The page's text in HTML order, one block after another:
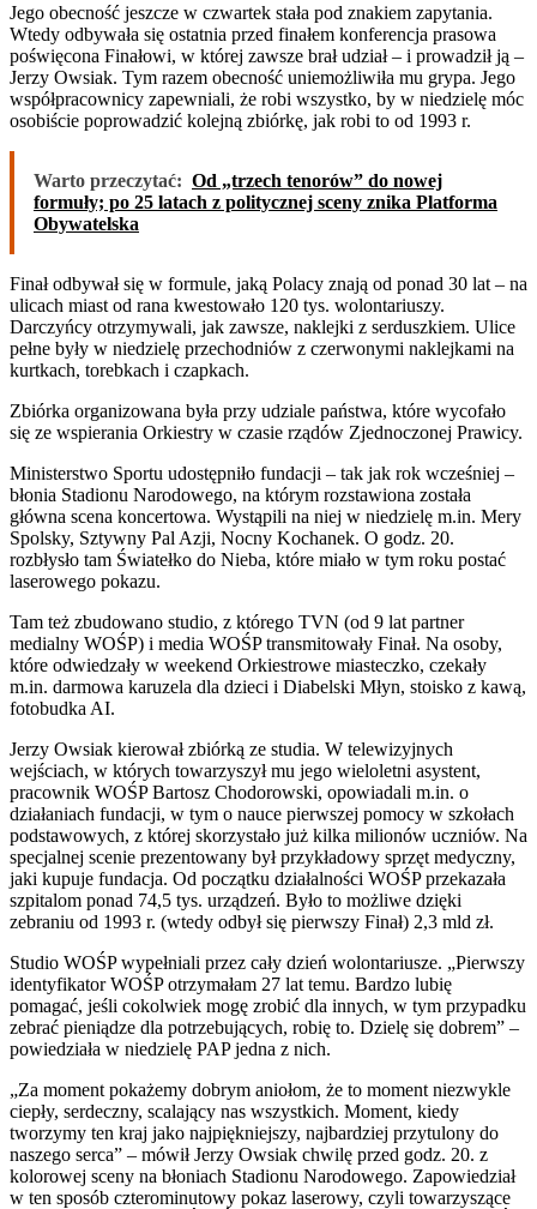
Jego obecność jeszcze w czwartek stała pod znakiem zapytania.
Wtedy odbywała się ostatnia przed finałem konferencja prasowa
poświęcona Finałowi, w której zawsze brał udział – i prowadził ją –
Jerzy Owsiak. Tym razem obecność uniemożliwiła mu grypa. Jego
współpracownicy zapewniali, że robi wszystko, by w niedzielę móc
osobiście poprowadzić kolejną zbiórkę, jak robi to od 1993 r.
Warto przeczytać: Od „trzech tenorów” do nowej
formuły; po 25 latach z politycznej sceny znika Platforma
Obywatelska
Finał odbywał się w formule, jaką Polacy znają od ponad 30 lat – na
ulicach miast od rana kwestowało 120 tys. wolontariuszy.
Darczyńcy otrzymywali, jak zawsze, naklejki z serduszkiem. Ulice
pełne były w niedzielę przechodniów z czerwonymi naklejkami na
kurtkach, torebkach i czapkach.
Zbiórka organizowana była przy udziale państwa, które wycofało
się ze wspierania Orkiestry w czasie rządów Zjednoczonej Prawicy.
Ministerstwo Sportu udostępniło fundacji – tak jak rok wcześniej –
błonia Stadionu Narodowego, na którym rozstawiona została
główna scena koncertowa. Wystąpili na niej w niedzielę m.in. Mery
Spolsky, Sztywny Pal Azji, Nocny Kochanek. O godz. 20.
rozbłysło tam Światełko do Nieba, które miało w tym roku postać
laserowego pokazu.
Tam też zbudowano studio, z którego TVN (od 9 lat partner
medialny WOŚP) i media WOŚP transmitowały Finał. Na osoby,
które odwiedzały w weekend Orkiestrowe miasteczko, czekały
m.in. darmowa karuzela dla dzieci i Diabelski Młyn, stoisko z kawą,
fotobudka AI.
Jerzy Owsiak kierował zbiórką ze studia. W telewizyjnych
wejściach, w których towarzyszył mu jego wieloletni asystent,
pracownik WOŚP Bartosz Chodorowski, opowiadali m.in. o
działaniach fundacji, w tym o nauce pierwszej pomocy w szkołach
podstawowych, z której skorzystało już kilka milionów uczniów. Na
specjalnej scenie prezentowany był przykładowy sprzęt medyczny,
jaki kupuje fundacja. Od początku działalności WOŚP przekazała
szpitalom ponad 74,5 tys. urządzeń. Było to możliwe dzięki
zebraniu od 1993 r. (wtedy odbył się pierwszy Finał) 2,3 mld zł.
Studio WOŚP wypełniali przez cały dzień wolontariusze. „Pierwszy
identyfikator WOŚP otrzymałam 27 lat temu. Bardzo lubię
pomagać, jeśli cokolwiek mogę zrobić dla innych, w tym przypadku
zebrać pieniądze dla potrzebujących, robię to. Dzielę się dobrem” –
powiedziała w niedzielę PAP jedna z nich.
„Za moment pokażemy dobrym aniołom, że to moment niezwykle
ciepły, serdeczny, scalający nas wszystkich. Moment, kiedy
tworzymy ten kraj jako najpiękniejszy, najbardziej przytulony do
naszego serca” – mówił Jerzy Owsiak chwilę przed godz. 20. z
kolorowej sceny na błoniach Stadionu Narodowego. Zapowiedział
w ten sposób czterominutowy pokaz laserowy, czyli towarzyszące